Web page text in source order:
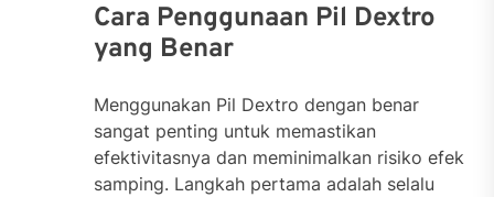
Cara Penggunaan Pil Dextro
yang Benar
Menggunakan Pil Dextro dengan benar
sangat penting untuk memastikan
efektivitasnya dan meminimalkan risiko efek
samping. Langkah pertama adalah selalu